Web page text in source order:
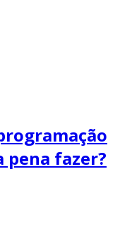
pena fazer?